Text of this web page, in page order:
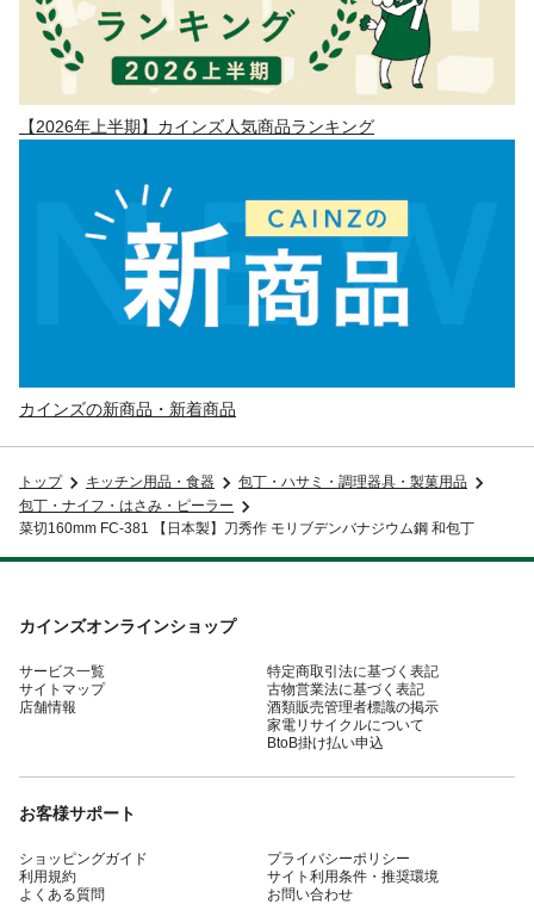
【2026年上半期】カインズ人気商品ランキング
カインズの新商品・新着商品
トップ キッチン用品・食器
包丁・ハサミ・調理器具・製菓用品
包丁・ナイフ・はさみ・ピーラー
菜切160mm FC-381 【日本製】刀秀作 モリブデンバナジウム鋼 和包丁
カインズオンラインショップ
サービス一覧
サイトマップ
店舗情報
特定商取引法に基づく表記
古物営業法に基づく表記
酒類販売管理者標識の掲示
家電リサイクルについて
BtoB掛け払い申込
お客様サポート
ショッピングガイド
利用規約
よくある質問
プライバシーポリシー
サイト利用条件・推奨環境
お問い合わせ